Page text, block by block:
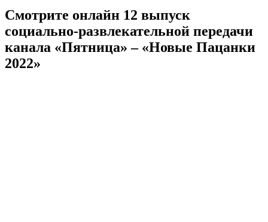
Смотрите онлайн 12 выпуск
социально-развлекательной передачи
канала «Пятница» – «Новые Пацанки
2022»